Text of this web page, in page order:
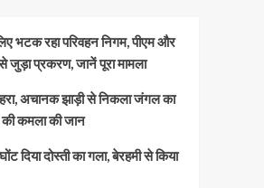
भटक रहा परिवहन निगम, पीएम और
जुड़ा प्रकरण, जानें पूरा मामला
अचानक झाड़ी से निकला जंगल का
कमला की जान
दिया दोस्ती का गला, बेरहमी से किया